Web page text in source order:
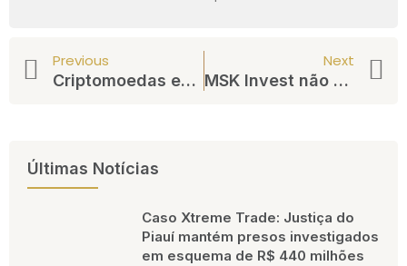
Previous
Criptomoedas estão entre os temas mais discutidos por influencers de finanças no 1º semestre de 2023
Next
MSK Invest não paga investidores e trava recuperação judicial
Últimas Notícias
Caso Xtreme Trade: Justiça do
Piauí mantém presos investigados
em esquema de R$ 440 milhões